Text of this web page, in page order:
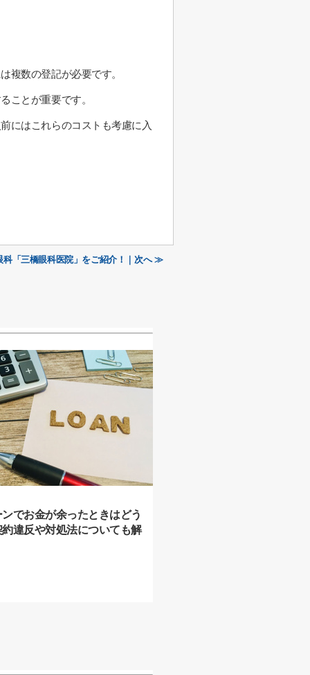
複数の登記が必要です。
ことが重要です。
にはこれらのコストも考慮に入
科「三橋眼科医院」をご紹介！｜次へ ≫
でお金が余ったときはどう
違反や対処法についても解